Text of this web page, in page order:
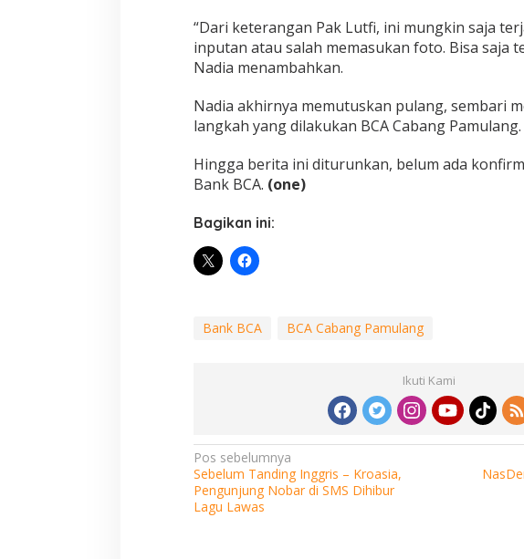
“Dari keterangan Pak Lutfi, ini mungkin saja
inputan atau salah memasukan foto. Bisa saja
Nadia menambahkan.
Nadia akhirnya memutuskan pulang, sembari
langkah yang dilakukan BCA Cabang Pamulang.
Hingga berita ini diturunkan, belum ada
Bank BCA. (one)
Bagikan ini:
Bank BCA BCA Cabang Pamulang
Ikuti Kami
Navigasi
pos
Pos sebelumnya
Sebelum Tanding Inggris – Kroasia,
Pengunjung Nobar di SMS Dihibur
Lagu Lawas